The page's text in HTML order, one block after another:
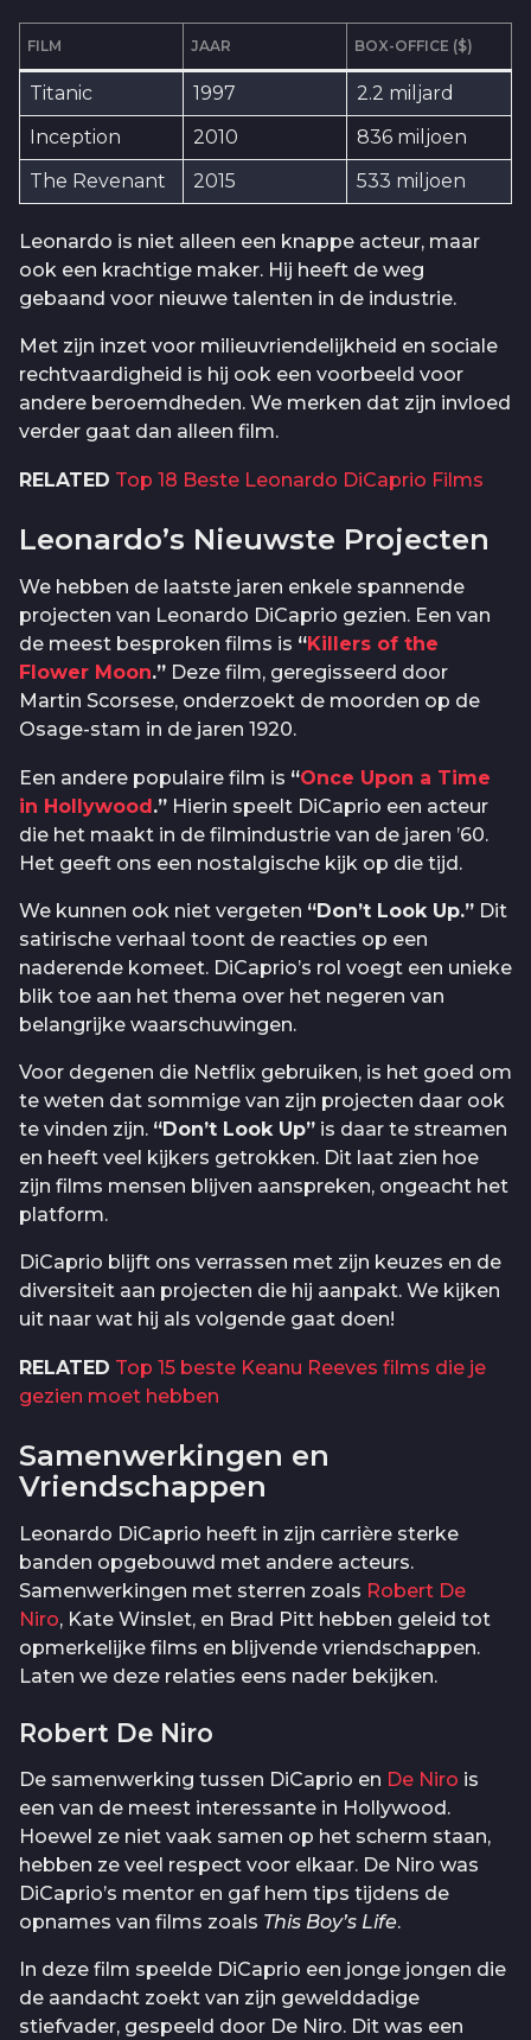
FILM JAAR BOX-OFFICE ($)
Titanic 1997
2.2 miljard
Inception
2010
836 miljoen
The Revenant
2015 533 miljoen
Leonardo is niet alleen een knappe acteur, maar
ook een krachtige maker. Hij heeft de weg
gebaand voor nieuwe talenten in de industrie.
Met zijn inzet voor milieuvriendelijkheid en sociale
rechtvaardigheid is hij ook een voorbeeld voor
andere beroemdheden. We merken dat zijn invloed
verder gaat dan alleen film.
RELATED Top 18 Beste Leonardo DiCaprio Films
Leonardo’s Nieuwste Projecten
We hebben de laatste jaren enkele spannende
projecten van Leonardo DiCaprio gezien. Een van
de meest besproken films is “Killers of the
Flower Moon.” Deze film, geregisseerd door
Martin Scorsese, onderzoekt de moorden op de
Osage-stam in de jaren 1920.
Een andere populaire film is “Once Upon a Time
in Hollywood.” Hierin speelt DiCaprio een acteur
die het maakt in de filmindustrie van de jaren ’60.
Het geeft ons een nostalgische kijk op die tijd.
We kunnen ook niet vergeten “Don’t Look Up.” Dit
satirische verhaal toont de reacties op een
naderende komeet. DiCaprio’s rol voegt een unieke
blik toe aan het thema over het negeren van
belangrijke waarschuwingen.
Voor degenen die Netflix gebruiken, is het goed om
te weten dat sommige van zijn projecten daar ook
te vinden zijn. “Don’t Look Up” is daar te streamen
en heeft veel kijkers getrokken. Dit laat zien hoe
zijn films mensen blijven aanspreken, ongeacht het
platform.
DiCaprio blijft ons verrassen met zijn keuzes en de
diversiteit aan projecten die hij aanpakt. We kijken
uit naar wat hij als volgende gaat doen!
RELATED Top 15 beste Keanu Reeves films die je
gezien moet hebben
Samenwerkingen en
Vriendschappen
Leonardo DiCaprio heeft in zijn carrière sterke
banden opgebouwd met andere acteurs.
Samenwerkingen met sterren zoals Robert De
Niro, Kate Winslet, en Brad Pitt hebben geleid tot
opmerkelijke films en blijvende vriendschappen.
Laten we deze relaties eens nader bekijken.
Robert De Niro
De samenwerking tussen DiCaprio en De Niro is
een van de meest interessante in Hollywood.
Hoewel ze niet vaak samen op het scherm staan,
hebben ze veel respect voor elkaar. De Niro was
DiCaprio’s mentor en gaf hem tips tijdens de
opnames van films zoals This Boy’s Life.
In deze film speelde DiCaprio een jonge jongen die
de aandacht zoekt van zijn gewelddadige
stiefvader, gespeeld door De Niro. Dit was een